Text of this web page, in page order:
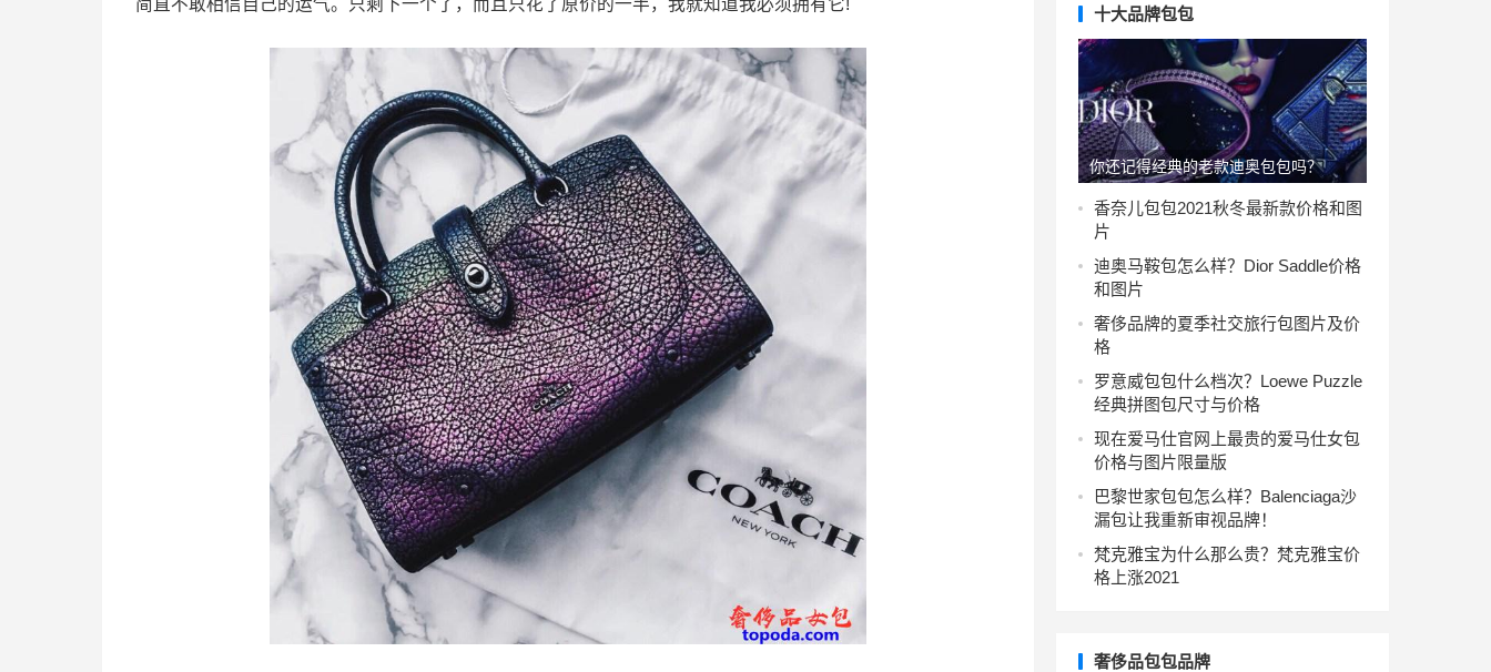
十大品牌包包
你还记得经典的老款迪奥包包吗？
香奈儿包包2021秋冬最新款价格和图
片
迪奥马鞍包怎么样？Dior Saddle价格
和图片
奢侈品牌的夏季社交旅行包图片及价
格
罗意威包包什么档次？Loewe Puzzle
经典拼图包尺寸与价格
现在爱马仕官网上最贵的爱马仕女包
价格与图片限量版
巴黎世家包包怎么样？Balenciaga沙
漏包让我重新审视品牌！
梵克雅宝为什么那么贵？梵克雅宝价
格上涨2021
奢侈品包包品牌